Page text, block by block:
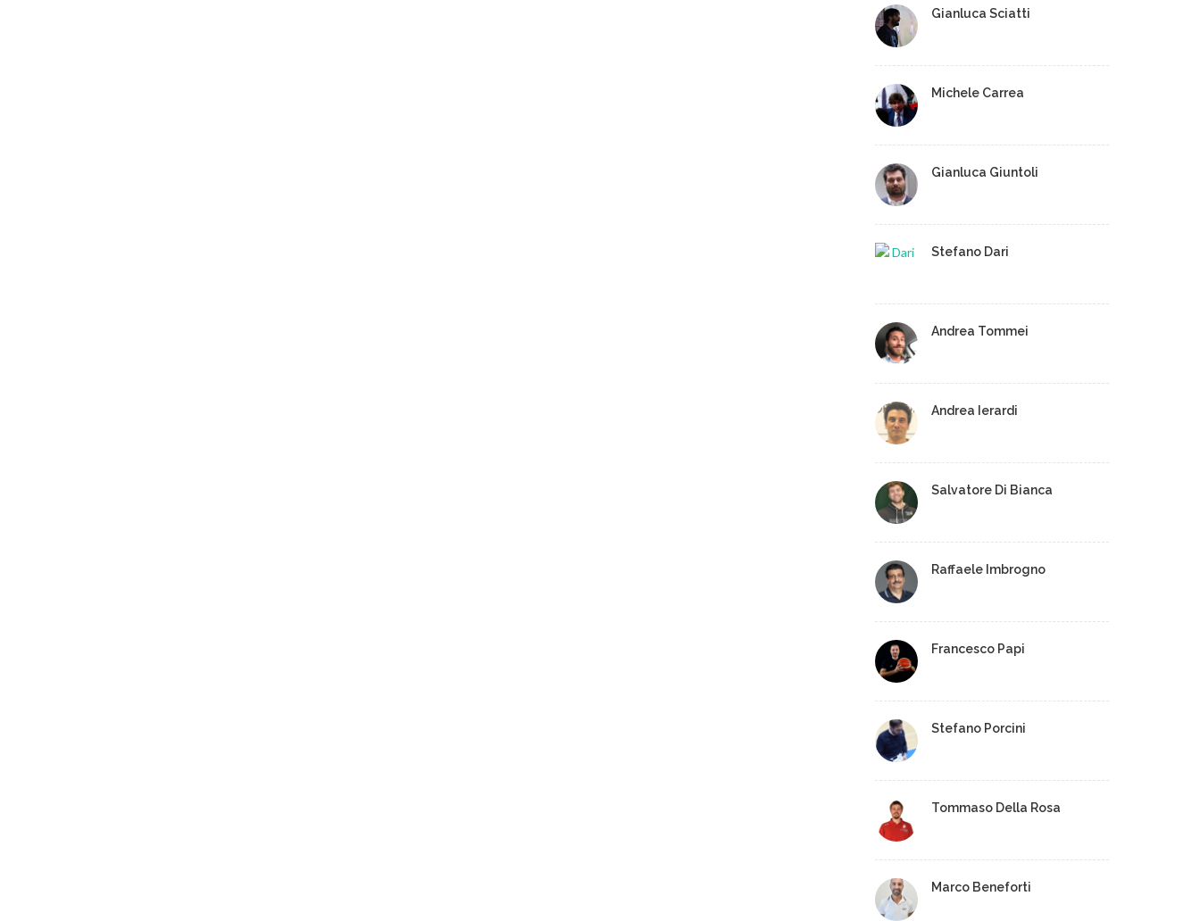
Gianluca Sciatti
Michele Carrea
Gianluca Giuntoli
Stefano Dari
Andrea Tommei
Andrea Ierardi
Salvatore Di Bianca
Raffaele Imbrogno
Francesco Papi
Stefano Porcini
Tommaso Della Rosa
Marco Beneforti